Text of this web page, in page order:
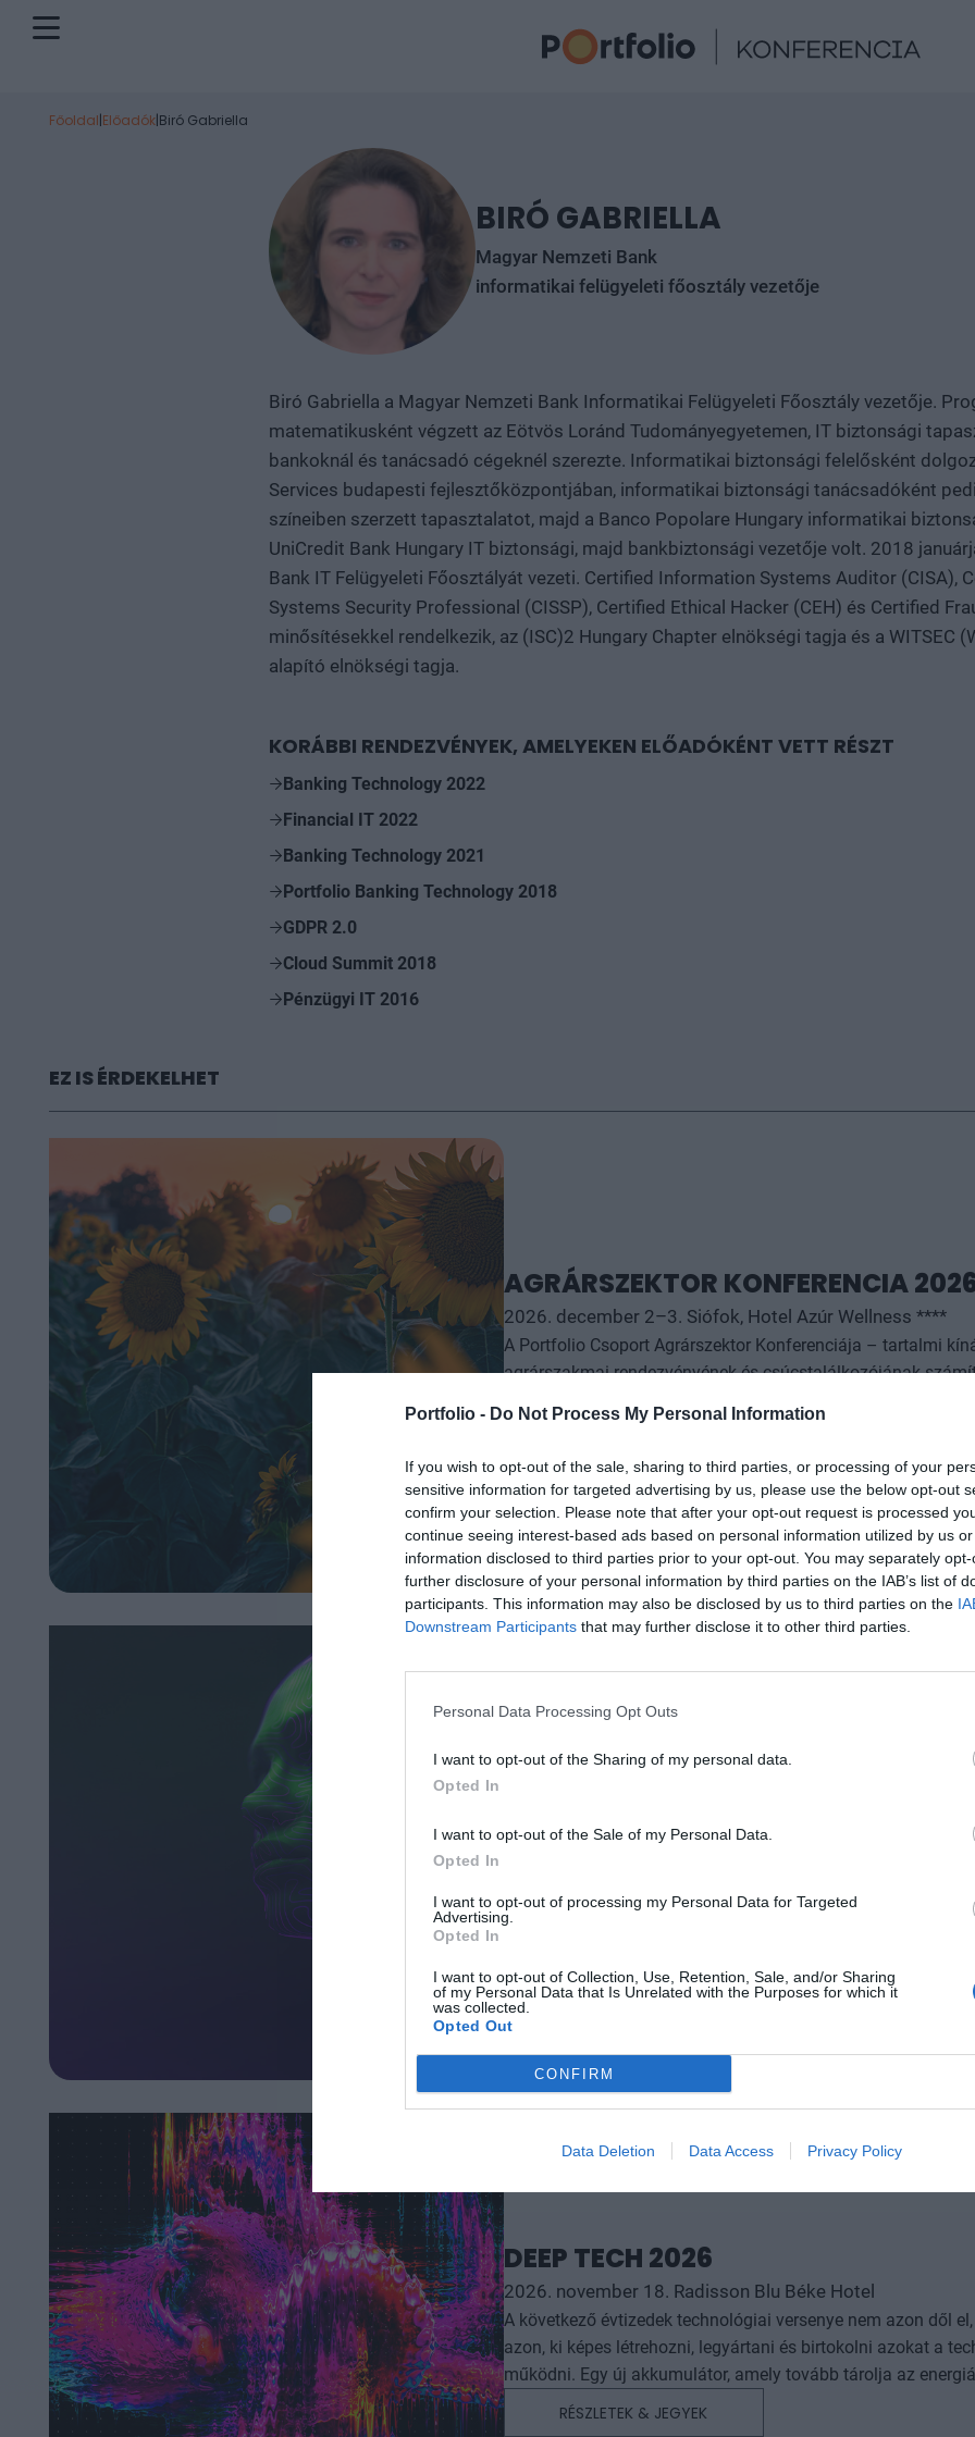
Portfolio - Do Not Process My Personal Information
If you wish to opt-out of the sale, sharing to third parties, or processing of your
sensitive information for targeted advertising by us, please use the below opt-out
confirm your selection. Please note that after your opt-out request is processed
continue seeing interest-based ads based on personal information utilized by us
information disclosed to third parties prior to your opt-out. You may separately
further disclosure of your personal information by third parties on the IAB’s list of
participants. This information may also be disclosed by us to third parties on the
Downstream Participants that may further disclose it to other third parties.
Personal Data Processing Opt Outs
I want to opt-out of the Sharing of my personal data.
Opted In
I want to opt-out of the Sale of my Personal Data.
Opted In
I want to opt-out of processing my Personal Data for Targeted
Advertising.
Opted In
I want to opt-out of Collection, Use, Retention, Sale, and/or Sharing
of my Personal Data that Is Unrelated with the Purposes for which it
was collected.
Opted Out
CONFIRM
Data Deletion Data Access Privacy Policy
Főoldal|Előadók|Biró Gabriella
BIRÓ GABRIELLA
Magyar Nemzeti Bank
informatikai felügyeleti főosztály vezetője
Biró Gabriella a Magyar Nemzeti Bank Informatikai Felügyeleti Főosztály vezetője.
matematikusként végzett az Eötvös Loránd Tudományegyetemen, IT biztonsági
bankoknál és tanácsadó cégeknél szerezte. Informatikai biztonsági felelősként
Services budapesti fejlesztőközpontjában, informatikai biztonsági tanácsadóként
színeiben szerzett tapasztalatot, majd a Banco Popolare Hungary informatikai
UniCredit Bank Hungary IT biztonsági, majd bankbiztonsági vezetője volt. 2018
Bank IT Felügyeleti Főosztályát vezeti. Certified Information Systems Auditor (CISA),
Systems Security Professional (CISSP), Certified Ethical Hacker (CEH) és Certified
minősítésekkel rendelkezik, az (ISC)2 Hungary Chapter elnökségi tagja és a WITSEC
alapító elnökségi tagja.
KORÁBBI RENDEZVÉNYEK, AMELYEKEN ELŐADÓKÉNT VETT RÉSZT
Banking Technology 2022
Financial IT 2022
Banking Technology 2021
Portfolio Banking Technology 2018
GDPR 2.0
Cloud Summit 2018
Pénzügyi IT 2016
EZ IS ÉRDEKELHET
AGRÁRSZEKTOR KONFERENCIA
2026. december 2–3. Siófok, Hotel Azúr Wellness ****
A Portfolio Csoport Agrárszektor Konferenciája – tartalmi
agrárszakmai rendezvényének és csúcstalálkozójának
kiemelkedő hazai és nemzetközi agrárgazdasági
agrárpiaci szereplők sikeres üzleti és beruházási
kimerítően részletes egész napos szakmai tartalmi kínálat követ. A konferencián a hazai államigazgatási,
vállalati és érdekképviseleti szféra csúcsvezetői nyújtanak
agrárgazdaság valamennyi szereplője – a termelők, az
hasznos tájékoztatásul szolgálhatnak. Emellett a
lehetőséget biztosít az agráriumot kiszolgáló vállalkozások
finanszírozási és egyéb szolgáltatók – számára. A konferencia a tartalmas programkínálaton túl alkalmat teremt
kerekasztal-beszélgetések mellett pedig szórakoztató
odaítélhető díjakat, amelyek az agrárium legkiemelkedőbb
szolgálnak. A díjakat az agrárium legmeghatározóbb
AI & DIGITAL TRANSFORMATION
Elképesztő ütemben digitalizálódik az életünk és ezzel
megszűnnek, a fiókokba, személyes ügyintézésre csak a
órában kommunikálunk, ügyeket intézünk. Ám most a
feje tetejére állítja az AI-forradalom, és az agentic AI trend.
elképzelhetetlen sebességet és rendkívüli hatékonyságbeli
megnyert munkaórákkal és a megspórolt munkaerővel? A
jó a vibe coding? Nagyvállalatoknak és kkv-knak is szóló
válaszokat keresünk és adunk!
DEEP TECH 2026
2026. november 18. Radisson Blu Béke Hotel
A következő évtizedek technológiai versenye nem azon dől
azon, ki képes létrehozni, legyártani és birtokolni azokat a
működni. Egy új akkumulátor, amely tovább tárolja az energiát. Egy anyag, amely könnyebb, erősebb vagy olcsóbban
előállítható a korábbiaknál. Egy gyógyszer vagy
RÉSZLETEK & JEGYEK